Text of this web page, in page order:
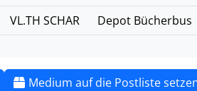
VL.TH SCHAR Depot Bücherbus
Medium auf die Postliste